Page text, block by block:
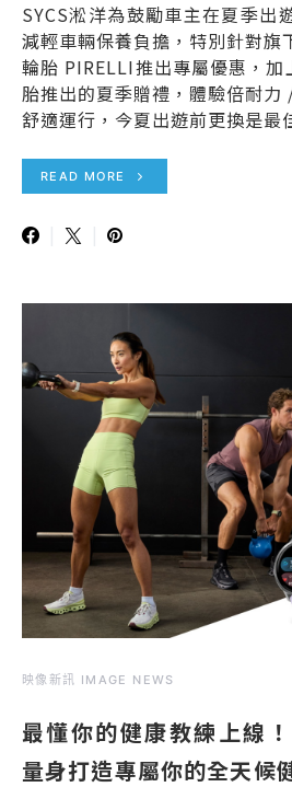
SYCS淞洋為鼓勵車主在夏季出
減輕車輛保養負擔，特別針對旗
輪胎 PIRELLI推出專屬優惠，
胎推出的夏季贈禮，體驗倍耐
舒適運行，今夏出遊前更換是最
READ MORE
映像新訊 IMAGE NEWS
最懂你的健康教練上線
量身打造專屬你的全天候